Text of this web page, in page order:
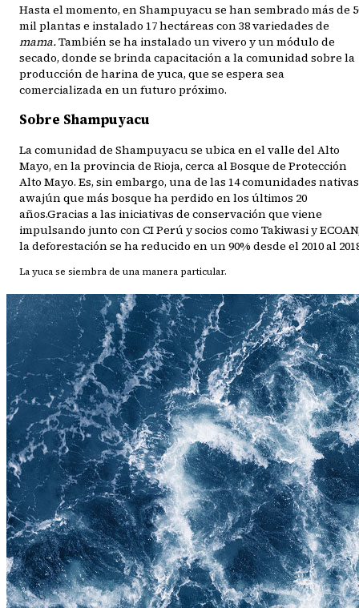
Hasta el momento, en Shampuyacu se han sembrado más de
mil plantas e instalado 17 hectáreas con 38 variedades de
mama.También se ha instalado un vivero y un módulo de
secado, donde se brinda capacitación a la comunidad sobre la
producción de harina de yuca, que se espera sea
comercializada en un futuro próximo.
Sobre Shampuyacu
La comunidad de Shampuyacu se ubica en el valle del Alto
Mayo, en la provincia de Rioja, cerca al Bosque de Protección
Alto Mayo. Es, sin embargo, una de las 14 comunidades nativas
awajún que más bosque ha perdido en los últimos 20
años.Gracias a las iniciativas de conservación que viene
impulsando junto con CI Perú y socios como Takiwasi y
la deforestación se ha reducido en un 90% desde el 2010 al
La yuca se siembra de una manera particular.